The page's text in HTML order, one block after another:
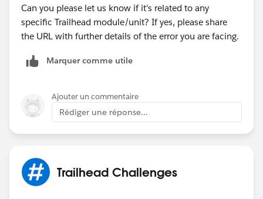
Can you please let us know if it's related to any
specific Trailhead module/unit? If yes, please share
the URL with further details of the error you are facing.
Marquer comme utile
Ajouter un commentaire
Rédiger une réponse...
Trailhead Challenges